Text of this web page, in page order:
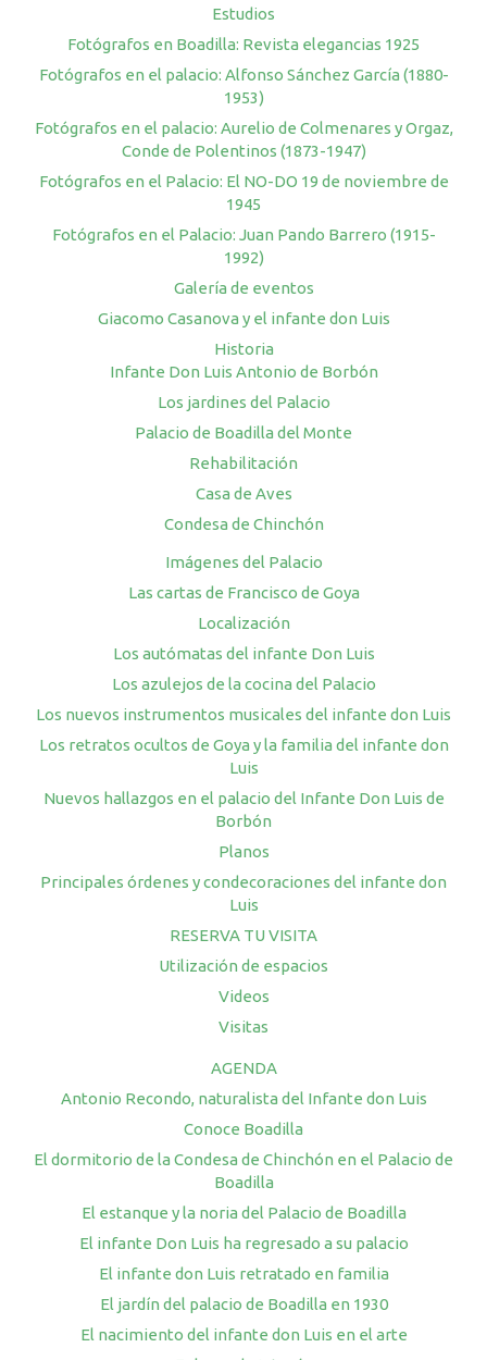
Estudios
Fotógrafos en Boadilla: Revista elegancias 1925
Fotógrafos en el palacio: Alfonso Sánchez García (1880-
1953)
Fotógrafos en el palacio: Aurelio de Colmenares y Orgaz,
Conde de Polentinos (1873-1947)
Fotógrafos en el Palacio: El NO-DO 19 de noviembre de
1945
Fotógrafos en el Palacio: Juan Pando Barrero (1915-
1992)
Galería de eventos
Giacomo Casanova y el infante don Luis
Historia
Infante Don Luis Antonio de Borbón
Los jardines del Palacio
Palacio de Boadilla del Monte
Rehabilitación
Casa de Aves
Condesa de Chinchón
Imágenes del Palacio
Las cartas de Francisco de Goya
Localización
Los autómatas del infante Don Luis
Los azulejos de la cocina del Palacio
Los nuevos instrumentos musicales del infante don Luis
Los retratos ocultos de Goya y la familia del infante don
Luis
Nuevos hallazgos en el palacio del Infante Don Luis de
Borbón
Planos
Principales órdenes y condecoraciones del infante don
Luis
RESERVA TU VISITA
Utilización de espacios
Videos
Visitas
AGENDA
Antonio Recondo, naturalista del Infante don Luis
Conoce Boadilla
El dormitorio de la Condesa de Chinchón en el Palacio de
Boadilla
El estanque y la noria del Palacio de Boadilla
El infante Don Luis ha regresado a su palacio
El infante don Luis retratado en familia
El jardín del palacio de Boadilla en 1930
El nacimiento del infante don Luis en el arte